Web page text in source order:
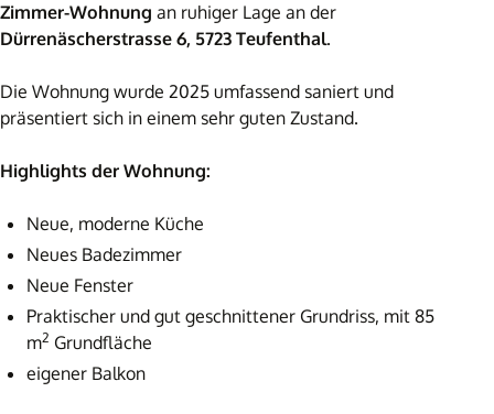
Zimmer-Wohnung an ruhiger Lage an der
Dürrenäscherstrasse 6, 5723 Teufenthal.
Die Wohnung wurde 2025 umfassend saniert und
präsentiert sich in einem sehr guten Zustand.
Highlights der Wohnung:
Neue, moderne Küche
Neues Badezimmer
Neue Fenster
Praktischer und gut geschnittener Grundriss, mit 85
m2 Grundfläche
eigener Balkon